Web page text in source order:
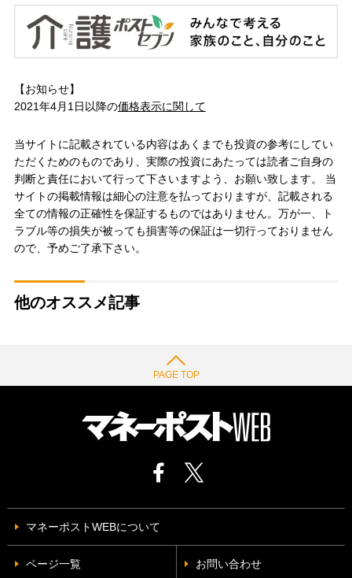
【お知らせ】
2021年4月1日以降の価格表示に関して
当サイトに記載されている内容はあくまでも投資の参考にしてい
ただくためのものであり、実際の投資にあたっては読者ご自身の
判断と責任において行って下さいますよう、お願い致します。 当
サイトの掲載情報は細心の注意を払っておりますが、記載される
全ての情報の正確性を保証するものではありません。万が一、ト
ラブル等の損失が被っても損害等の保証は一切行っておりません
ので、予めご了承下さい。
他のオススメ記事
PAGE TOP
マネーポストWEBについて
ページ一覧 お問い合わせ